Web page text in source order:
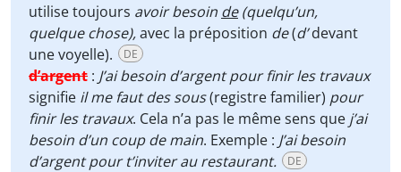
utilise toujours avoir besoin de(quelqu’un,
quelque chose),avec la préposition de(d’devant
une voyelle).
DE
d’argent : J’ai besoin d’argent pour finir les travaux
signifie il me faut des sous(registre familier) pour
finir les travaux. Cela n’a pas le même sens que j’ai
besoin d’un coup de main. Exemple : J’ai besoin
d’argent pour t’inviter au restaurant.
DE